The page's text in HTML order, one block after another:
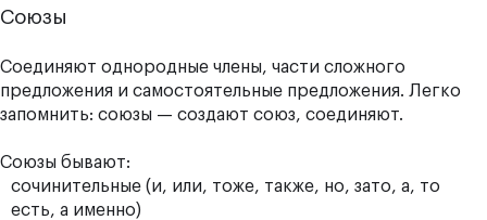
Союзы
Соединяют однородные члены, части сложного
предложения и самостоятельные предложения. Легко
запомнить: союзы — создают союз, соединяют.
Союзы бывают:
сочинительные (и, или, тоже, также, но, зато, а, то
есть, а именно)